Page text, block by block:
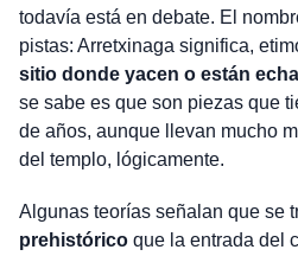
todavía está en debate. El
pistas: Arretxinaga significa,
sitio donde yacen o están
se sabe es que son piezas que
de años, aunque llevan mucho
del templo, lógicamente.
Algunas teorías señalan que se
prehistóricoque la entrada del